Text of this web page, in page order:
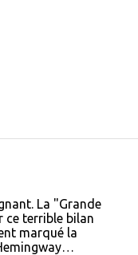
La "Grande
ce terrible bilan
marqué la